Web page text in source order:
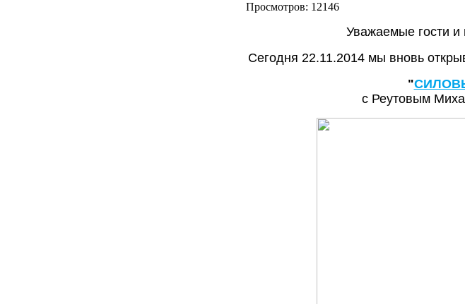
Просмотров: 12146
Уважаемые гости и
Сегодня 22.11.2014 мы вновь
"
с Реутовым